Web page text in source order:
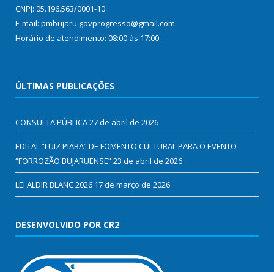
CNPJ: 05.196.563/0001-10
E-mail: pmbujaru.govprogresso@gmail.com
Horário de atendimento: 08:00 às 17:00
ÚLTIMAS PUBLICAÇÕES
CONSULTA PÚBLICA27 de abril de 2026
EDITAL “LUIZ PIABA” DE FOMENTO CULTURAL PARA O EVENTO
“FORROZÃO BUJARUENSE”23 de abril de 2026
LEI ALDIR BLANC 2026 17 de março de 2026
DESENVOLVIDO POR CR2